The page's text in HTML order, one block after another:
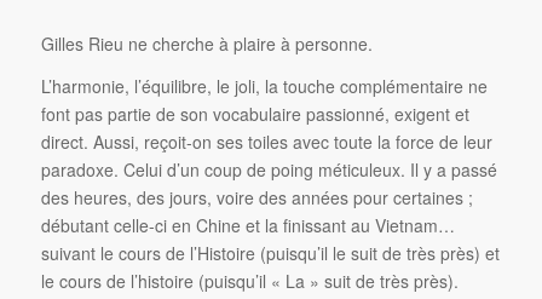
Gilles Rieu ne cherche à plaire à personne.
L’harmonie, l’équilibre, le joli, la touche complémentaire ne
font pas partie de son vocabulaire passionné, exigent et
direct. Aussi, reçoit-on ses toiles avec toute la force de leur
paradoxe. Celui d’un coup de poing méticuleux. Il y a passé
des heures, des jours, voire des années pour certaines ;
débutant celle-ci en Chine et la finissant au Vietnam…
suivant le cours de l’Histoire (puisqu’il le suit de très près) et
le cours de l’histoire (puisqu’il « La » suit de très près).